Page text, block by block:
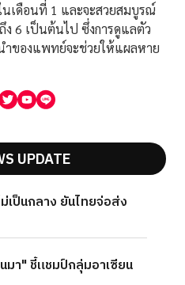
เดือนที่ 1 และจะสวยสมบูรณ์
6 เป็นต้นไป ซึ่งการดูแลตัว
ำของแพทย์จะช่วยให้แผลหาย
UPDATE
ป็นกลาง ยันไทยจ่อส่ง
มา" ชี้แชมป์กลุ่มอาเซียน